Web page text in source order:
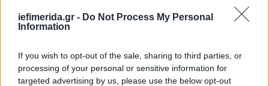
iefimerida.gr - Do Not Process My Personal
Information
If you wish to opt-out of the sale, sharing to third parties, or
processing of your personal or sensitive information for
targeted advertising by us, please use the below opt-out